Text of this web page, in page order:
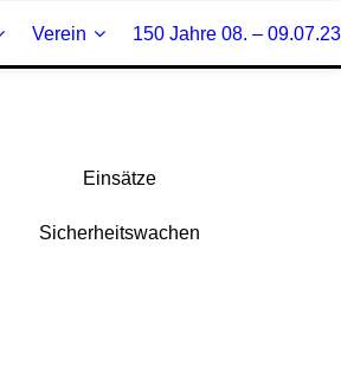
Verein 150 Jahre 08. – 09.07.23
Einsätze
Sicherheitswachen